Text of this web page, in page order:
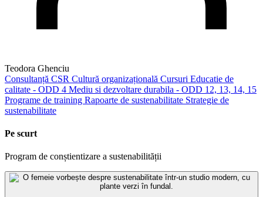
Teodora Ghenciu
Consultanță CSR Cultură organizațională Cursuri Educatie de
calitate - ODD 4 Mediu si dezvoltare durabila - ODD 12, 13, 14, 15
Programe de training Rapoarte de sustenabilitate Strategie de
sustenabilitate
Pe scurt
Program de conștientizare a sustenabilității